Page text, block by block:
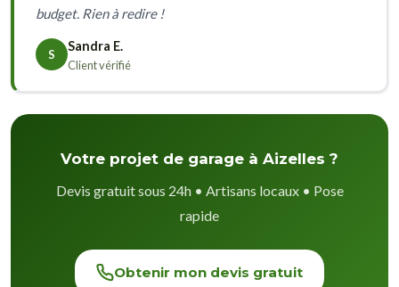
budget. Rien à redire !
S
Sandra E.
Client vérifié
Votre projet de garage à Aizelles ?
Devis gratuit sous 24h • Artisans locaux • Pose
rapide
Obtenir mon devis gratuit